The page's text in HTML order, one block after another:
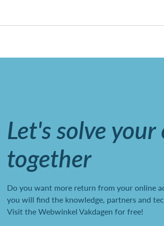
Let's solve
together
Do you want more return from your online
you will find the knowledge, partners and
Visit the Webwinkel Vakdagen for free!